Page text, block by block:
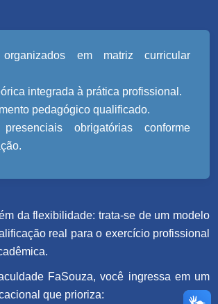
organizados em matriz curricular
integrada à prática profissional.
pedagógico qualificado.
obrigatórias conforme
da flexibilidade: trata-se de um modelo
real para o exercício profissional
FaSouza, você ingressa em um
que prioriza: